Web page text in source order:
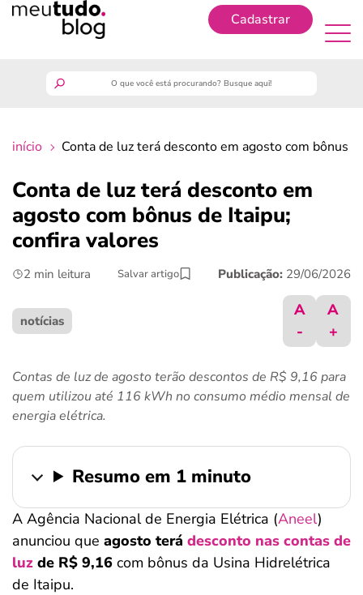
Cadastrar
finanças
benefícios
últimas notícias
ferramentas
início Conta de luz terá desconto em agosto com bônus
Conta de luz terá desconto em
agosto com bônus de Itaipu;
confira valores
2 min leitura Salvar artigo Publicação: 29/06/2026
notícias
A
-
A
+
Contas de luz de agosto terão descontos de R$ 9,16 para
quem utilizou até 116 kWh no consumo médio mensal de
energia elétrica.
Resumo em 1 minuto
A Agência Nacional de Energia Elétrica (Aneel)
anunciou que agosto terá desconto nas contas de
luz de R$ 9,16 com bônus da Usina Hidrelétrica
de Itaipu.